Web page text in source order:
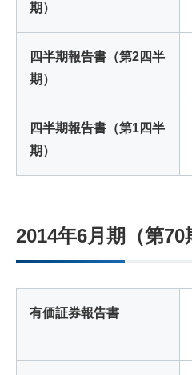
期）
四半期報告書（第2四半
期）
四半期報告書（第1四半
期）
2014年6月期（第70
有価証券報告書